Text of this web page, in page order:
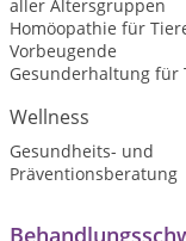
aller Altersgruppen
Homöopathie für
Vorbeugende
Gesunderhaltung für
Wellness
Gesundheits- und
Präventionsberatung